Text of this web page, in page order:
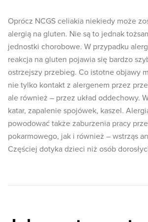
Oprócz NCGS celiakia niekiedy może
alergią na gluten. Nie są to jednak
jednostki chorobowe. W przypadku
reakcja na gluten pojawia się bardzo
ostrzejszy przebieg. Co istotne objawy
nie tylko kontakt z alergenem przez
ale również – przez układ oddechowy.
katar, zapalenie spojówek, kaszel.
powodować także zaburzenia pracy
pokarmowego, jak i również – wstrząs
Częściej dotyka dzieci niż osób